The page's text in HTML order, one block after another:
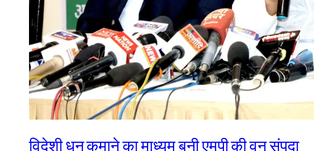
विदेशी धन कमाने का माध्यम बनी एमपी की वन संपदा